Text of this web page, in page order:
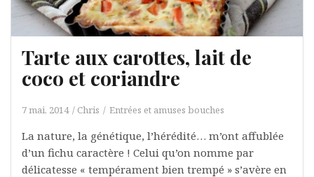
Tarte aux carottes, lait de
coco et coriandre
7 mai, 2014 Chris Entrées et amuses bouches
La nature, la génétique, l’hérédité… m’ont affublée
d’un fichu caractère ! Celui qu’on nomme par
délicatesse « tempérament bien trempé » s’avère en